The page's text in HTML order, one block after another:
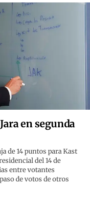
en segunda
de 14 puntos para Kast
del 14 de
entre votantes
de votos de otros